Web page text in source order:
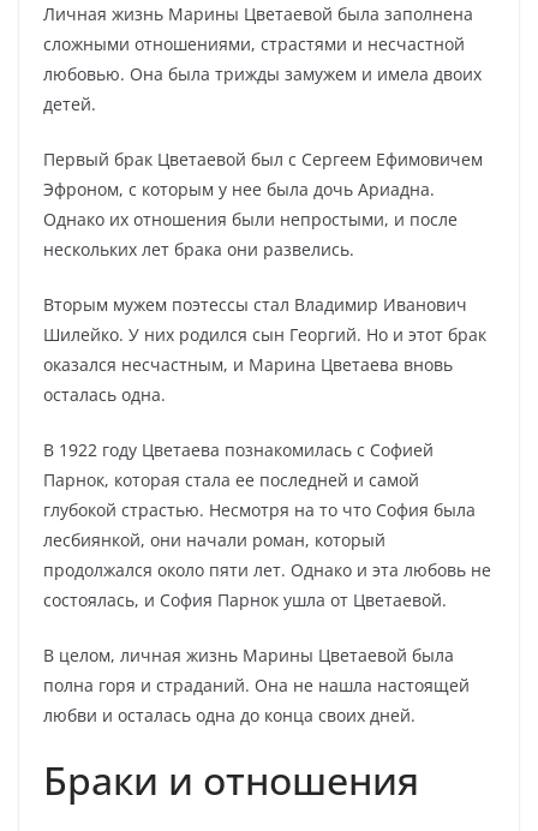
Личная жизнь Марины Цветаевой была заполнена
сложными отношениями, страстями и несчастной
любовью. Она была трижды замужем и имела двоих
детей.
Первый брак Цветаевой был с Сергеем Ефимовичем
Эфроном, с которым у нее была дочь Ариадна.
Однако их отношения были непростыми, и после
нескольких лет брака они развелись.
Вторым мужем поэтессы стал Владимир Иванович
Шилейко. У них родился сын Георгий. Но и этот брак
оказался несчастным, и Марина Цветаева вновь
осталась одна.
В 1922 году Цветаева познакомилась с Софией
Парнок, которая стала ее последней и самой
глубокой страстью. Несмотря на то что София была
лесбиянкой, они начали роман, который
продолжался около пяти лет. Однако и эта любовь не
состоялась, и София Парнок ушла от Цветаевой.
В целом, личная жизнь Марины Цветаевой была
полна горя и страданий. Она не нашла настоящей
любви и осталась одна до конца своих дней.
Браки и отношения